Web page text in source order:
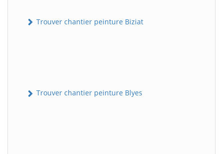
Trouver chantier peinture Biziat
Trouver chantier peinture Blyes